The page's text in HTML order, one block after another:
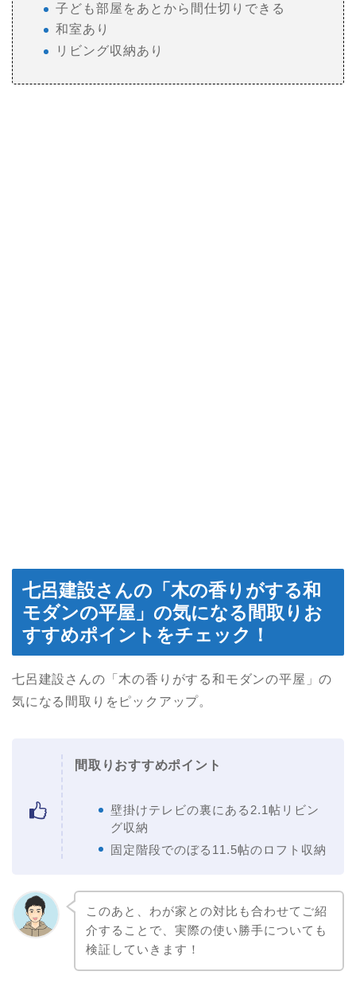
子ども部屋をあとから間仕切りできる
和室あり
リビング収納あり
七呂建設さんの「木の香りがする和
モダンの平屋」の気になる間取りお
すすめポイントをチェック！
七呂建設さんの「木の香りがする和モダンの平屋」の
気になる間取りをピックアップ。
間取りおすすめポイント
壁掛けテレビの裏にある2.1帖リビン
グ収納
固定階段でのぼる11.5帖のロフト収納
このあと、わが家との対比も合わせてご紹
介することで、実際の使い勝手についても
検証していきます！